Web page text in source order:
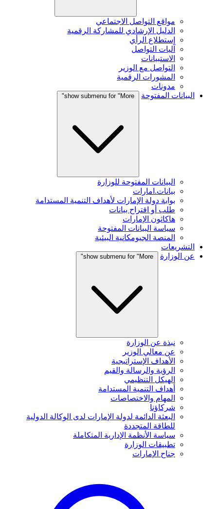
مواقع التواصل الاجتماعي
الدليل الإرشادي للمشاركة الرقمية
إستطلاع الرأي
آليات التواصل
الاستبيانات
التواصل مع الوزير
المشورات الرقمية
مدونات
البيانات المفتوحة
show submenu for "More"
البيانات المفتوحة للوزارة
بيانات.امارات
بوابة دولة الإمارات لأهداف التنمية المستدامة
طلب أو اقتراح بيانات
هاكاثون الإمارات
سياسة البيانات المفتوحة
المنصة الجيومكانية البيئية
التشريعات
عن الوزارة
show submenu for "More"
نبذة عن الوزارة
عن معالي الوزير
الأهداف الإستراتيجية
الرؤية والرسالة والقيم
الهيكل التنظيمي
أهداف التنمية المستدامة
المهام والاختصاصات
شركاؤنا
البعثة الدائمة لدولة الإمارات لدى الوكالة الدولية
للطاقة المتجددة
سياسة الأنظمة الإدارية المتكاملة
تطبيقات الوزارة
جناح الإمارات